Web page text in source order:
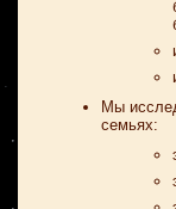
Мы
семьях: